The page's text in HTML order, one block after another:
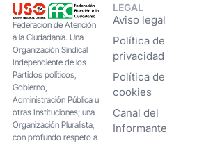
Federacion de Atención
a la Ciudadanía. Una
Organización Sindical
Independiente de los
Partidos políticos,
Gobierno,
Administración Pública u
otras Instituciones; una
Organización Pluralista,
con profundo respeto a
LEGAL
Aviso legal
Política de
privacidad
Política de
cookies
Canal del
Informante